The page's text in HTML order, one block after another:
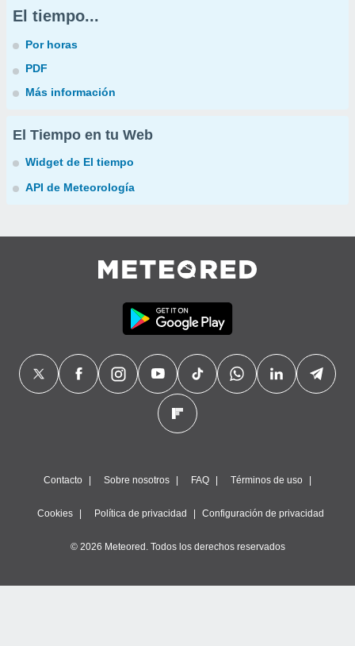
El tiempo...
Por horas
PDF
Más información
El Tiempo en tu Web
Widget de El tiempo
API de Meteorología
Contacto Sobre nosotros FAQ Términos de uso
Cookies Política de privacidad Configuración de privacidad
© 2026 Meteored. Todos los derechos reservados